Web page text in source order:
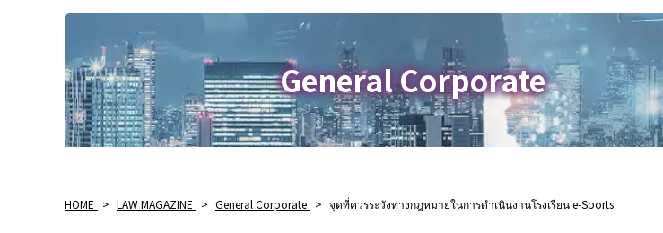
การป้องกันข้อมูลส่วนบุคคล
การตรวจสอบโฆษณา
อาชญากรรมไซเบอร์
การบรรเทาควา
การระบุตัวตนขอ
General Corporate
HOME > LAW MAGAZINE > General Corporate > จุดที่ควรระวังทางกฎหมายในการดำเนินงานโรงเรียน e-Sports